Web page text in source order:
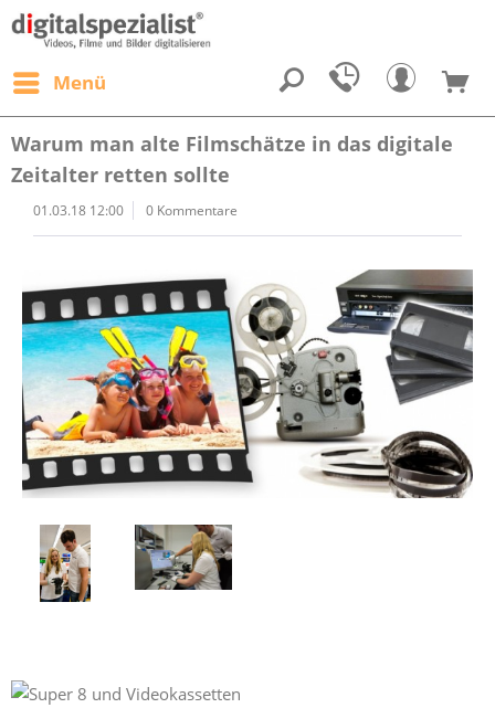
Menü
Warum man alte Filmschätze in das digitale
Zeitalter retten sollte
01.03.18 12:00 0 Kommentare